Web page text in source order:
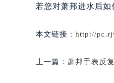
若您对萧邦进水后如
本文链接： http://
上一篇： 萧邦手表反